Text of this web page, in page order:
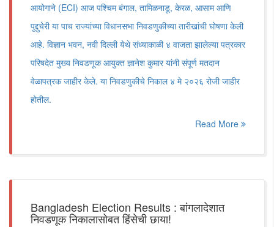
आयोगाने (ECI) आज पश्चिम बंगाल, तामिळनाडू, केरळ, आसाम आणि
पुद्दुचेरी या पाच राज्यांच्या विधानसभा निवडणुकीच्या तारीखांची घोषणा केली
आहे. विज्ञान भवन, नवी दिल्ली येथे संध्याकाळी ४ वाजता झालेल्या पत्रकार
परिषदेत मुख्य निवडणूक आयुक्त ज्ञानेश कुमार यांनी संपूर्ण मतदान
वेळापत्रक जाहीर केले. या निवडणुकीचे निकाल ४ मे २०२६ रोजी जाहीर
होतील.
Read More
Bangladesh Election Results : बांगलादेशात
निवडणूक निकालासोबत हिंसेची छाया!